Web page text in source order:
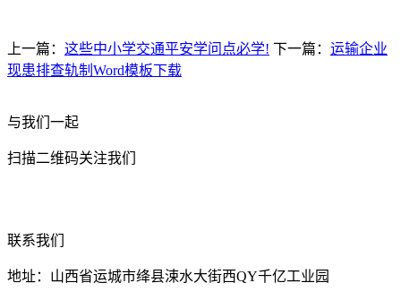
上一篇： 这些中小学交通平安学问点必学! 下一篇： 运输企业
现患排查轨制Word模板下载
与我们一起
扫描二维码关注我们
联系我们
地址：山西省运城市绛县涑水大街西QY千亿工业园